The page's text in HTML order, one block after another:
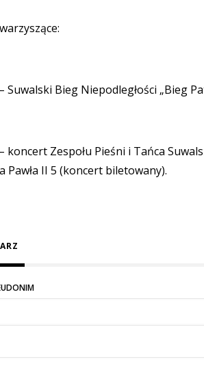
Suwalski Bieg Niepodległości „Bieg
koncert Zespołu Pieśni i Tańca
Pawła II 5 (koncert biletowany).